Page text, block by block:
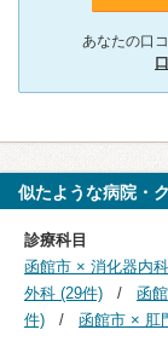
あなたの口
似たような病院・
診療科目
函館市 × 消化器内
外科 (29件)
函
件)
函館市 × 肛